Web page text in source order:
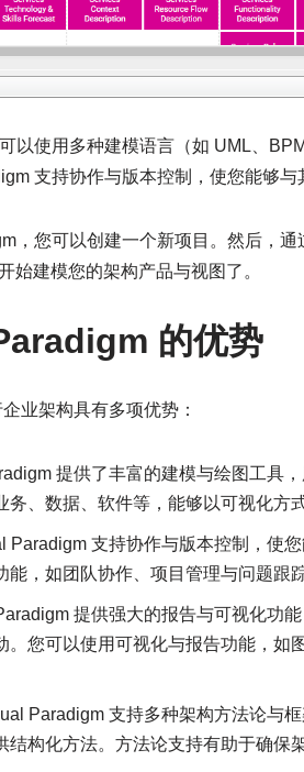
以使用多种建模语言（如 UML、
支持协作与版本控制，使您能够与
，您可以创建一个新项目。然后，
始建模您的架构产品与视图了。
的优势
业架构具有多项优势：
提供了丰富的建模与绘图工具
、数据、软件等，能够以可视化方
Paradigm 支持协作与版本控制，使
能，如团队协作、项目管理与问题跟
提供强大的报告与可视化功
。您可以使用可视化与报告功能，如
Paradigm 支持多种架构方法论与
构化方法。方法论支持有助于确保